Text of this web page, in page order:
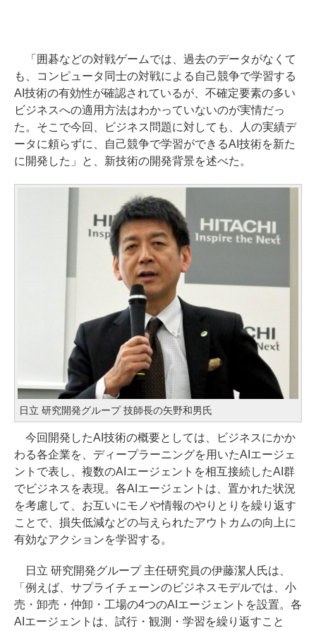
「囲碁などの対戦ゲームでは、過去のデータがなくて
も、コンピュータ同士の対戦による自己競争で学習する
AI技術の有効性が確認されているが、不確定要素の多い
ビジネスへの適用方法はわかっていないのが実情だっ
た。そこで今回、ビジネス問題に対しても、人の実績デ
ータに頼らずに、自己競争で学習ができるAI技術を新た
に開発した」と、新技術の開発背景を述べた。
日立 研究開発グループ 技師長の矢野和男氏
今回開発したAI技術の概要としては、ビジネスにかか
わる各企業を、ディープラーニングを用いたAIエージェ
ントで表し、複数のAIエージェントを相互接続したAI群
でビジネスを表現。各AIエージェントは、置かれた状況
を考慮して、お互いにモノや情報のやりとりを繰り返す
ことで、損失低減などの与えられたアウトカムの向上に
有効なアクションを学習する。
日立 研究開発グループ 主任研究員の伊藤潔人氏は、
「例えば、サプライチェーンのビジネスモデルでは、小
売・卸売・仲卸・工場の4つのAIエージェントを設置。各
AIエージェントは、試行・観測・学習を繰り返すこと